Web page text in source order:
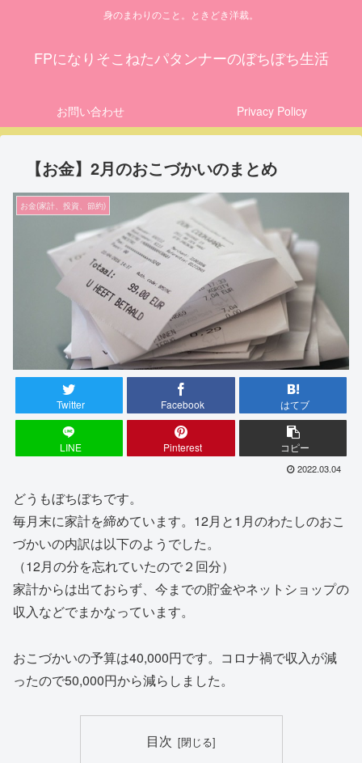
身のまわりのこと。ときどき洋裁。
FPになりそこねたパタンナーのぼちぼち生活
お問い合わせ Privacy Policy
【お金】2月のおこづかいのまとめ
お金(家計、投資、節約)
Twitter Facebook はてブ
LINE Pinterest コピー
2022.03.04
どうもぼちぼちです。
毎月末に家計を締めています。12月と1月のわたしのおこ
づかいの内訳は以下のようでした。
（12月の分を忘れていたので２回分）
家計からは出ておらず、今までの貯金やネットショップの
収入などでまかなっています。
おこづかいの予算は40,000円です。コロナ禍で収入が減
ったので50,000円から減らしました。
目次